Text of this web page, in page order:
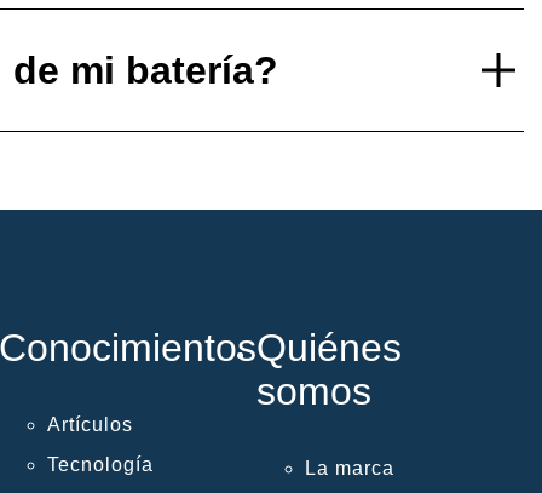
mi batería?
Conocimientos
Artículos
Tecnología
Quiénes
somos
La marca